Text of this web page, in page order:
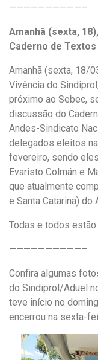
——————————–
Amanhã (sexta,
Caderno de
Amanhã (sexta, 18/
Vivência do
próximo ao Sebec,
discussão do
Andes-Sindicato
delegados eleitos
fevereiro, sendo
Evaristo Colmán e
que atualmente
e Santa Catarina) do
Todas e todos
——————————–
Confira algumas
do Sindiprol/Aduel
teve início no
encerrou na sexta-